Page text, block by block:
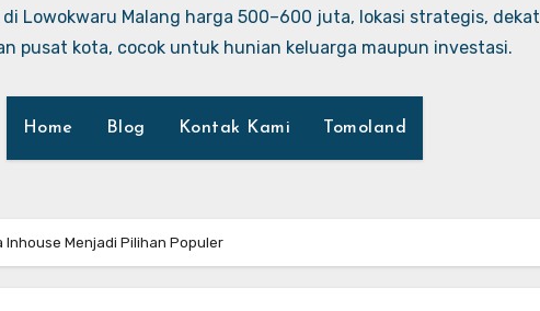
Lowokwaru Malang harga 500–600 juta, lokasi strategis, dekat
pusat kota, cocok untuk hunian keluarga maupun investasi.
Home Blog Kontak Kami Tomoland
Inhouse Menjadi Pilihan Populer